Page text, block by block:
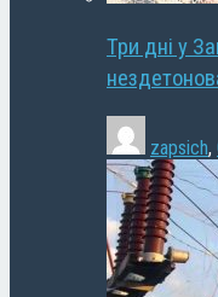
Три дні у
zapsich,